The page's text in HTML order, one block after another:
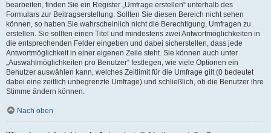
bearbeiten, finden Sie ein Register „Umfrage erstellen“ unterhalb des
Formulars zur Beitragserstellung. Sollten Sie diesen Bereich nicht sehen
können, so haben Sie wahrscheinlich nicht die Berechtigung, Umfragen zu
erstellen. Sie sollten einen Titel und mindestens zwei Antwortmöglichkeiten in
die entsprechenden Felder eingeben und dabei sicherstellen, dass jede
Antwortmöglichkeit in einer eigenen Zeile steht. Sie können auch unter
„Auswahlmöglichkeiten pro Benutzer“ festlegen, wie viele Optionen ein
Benutzer auswählen kann, welches Zeitlimit für die Umfrage gilt (0 bedeutet
dabei eine zeitlich unbegrenzte Umfrage) und schließlich, ob die Benutzer ihre
Stimme ändern können.
Nach oben